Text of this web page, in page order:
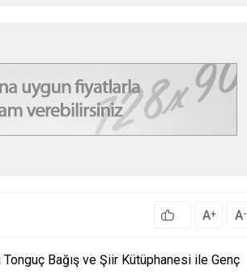
A+ A-
Tonguç Bağış ve Şiir Kütüphanesi ile Genç